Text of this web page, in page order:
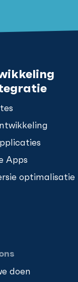
Apps
optimalisatie
doen